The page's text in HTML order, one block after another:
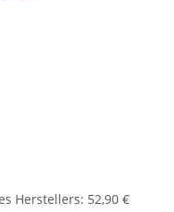
Herstellers: 52,90 €